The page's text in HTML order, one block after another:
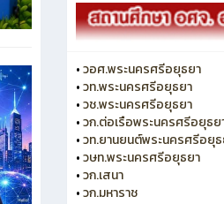
•วอศ.พระนครศรีอยุธยา
•วท.พระนครศรีอยุธยา
•วช.พระนครศรีอยุธยา
•วก.ต่อเรือพระนครศรีอยุธย
•วท.ยานยนต์พระนครศรีอยุ
•วษท.พระนครศรีอยุธยา
•วก.เสนา
•วก.มหาราช